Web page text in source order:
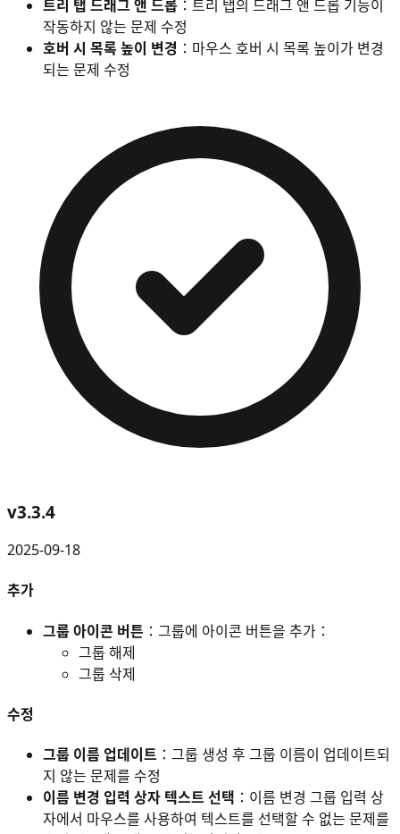
트리 탭 드래그 앤 드롭 ：트리 탭의 드래그 앤 드롭 기능이
작동하지 않는 문제 수정
호버 시 목록 높이 변경 ：마우스 호버 시 목록 높이가 변경
되는 문제 수정
v3.3.4
2025-09-18
추가
그룹 아이콘 버튼 ：그룹에 아이콘 버튼을 추가：
그룹 해제
그룹 삭제
수정
그룹 이름 업데이트 ：그룹 생성 후 그룹 이름이 업데이트되
지 않는 문제를 수정
이름 변경 입력 상자 텍스트 선택 ：이름 변경 그룹 입력 상
자에서 마우스를 사용하여 텍스트를 선택할 수 없는 문제를